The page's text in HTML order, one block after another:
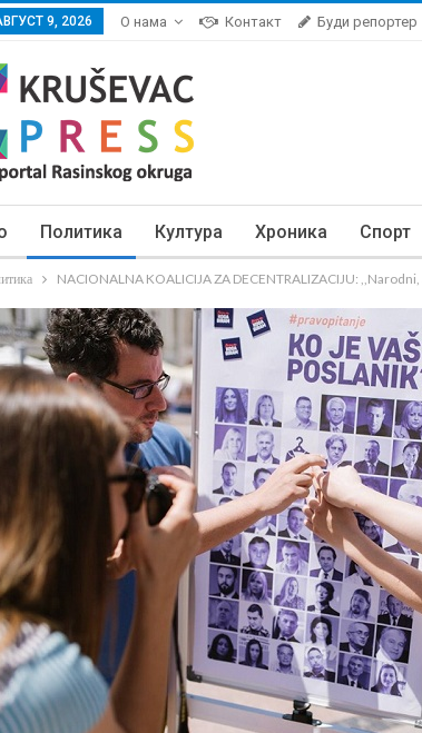
9, 2026 О нама Контакт Буди репортер
Политика Култура Хроника Спорт
NACIONALNA KOALICIJA ZA DECENTRALIZACIJU: